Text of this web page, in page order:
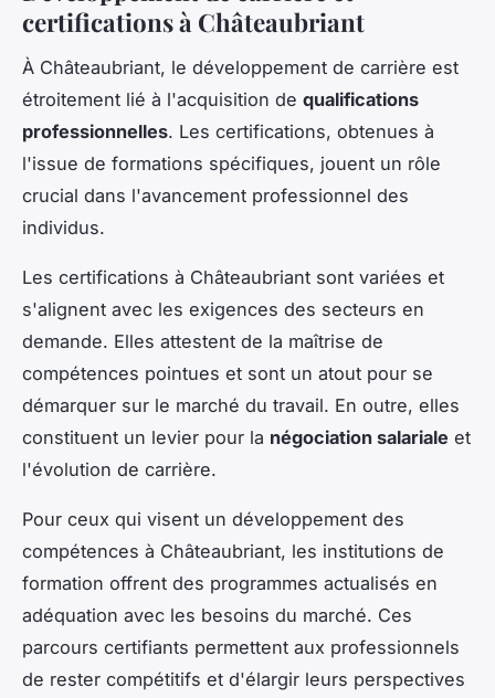
certifications à Châteaubriant
À Châteaubriant, le développement de carrière est
étroitement lié à l'acquisition de qualifications
professionnelles. Les certifications, obtenues à
l'issue de formations spécifiques, jouent un rôle
crucial dans l'avancement professionnel des
individus.
Les certifications à Châteaubriant sont variées et
s'alignent avec les exigences des secteurs en
demande. Elles attestent de la maîtrise de
compétences pointues et sont un atout pour se
démarquer sur le marché du travail. En outre, elles
constituent un levier pour la négociation salariale et
l'évolution de carrière.
Pour ceux qui visent un développement des
compétences à Châteaubriant, les institutions de
formation offrent des programmes actualisés en
adéquation avec les besoins du marché. Ces
parcours certifiants permettent aux professionnels
de rester compétitifs et d'élargir leurs perspectives